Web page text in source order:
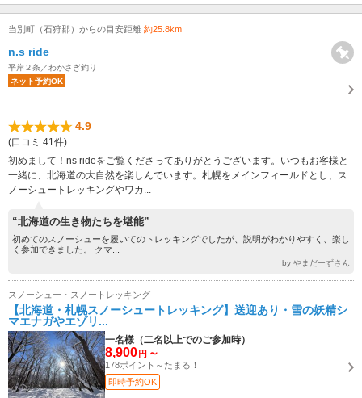
当別町（石狩郡）からの目安距離 約25.8km
n.s ride
平岸２条／わかさぎ釣り
ネット予約OK
4.9
(口コミ 41件)
初めまして！ns rideをご覧くださってありがとうございます。いつもお客様と
一緒に、北海道の大自然を楽しんでいます。札幌をメインフィールドとし、ス
ノーシュートレッキングやワカ...
“北海道の生き物たちを堪能”
初めてのスノーシューを履いてのトレッキングでしたが、説明がわかりやすく、楽し
く参加できました。 クマ...
by やまだーずさん
スノーシュー・スノートレッキング
【北海道・札幌スノーシュートレッキング】送迎あり・雪の妖精シ
マエナガやエゾリ...
一名様（二名以上でのご参加時）
8,900 円 ～
178ポイント～たまる！
即時予約OK